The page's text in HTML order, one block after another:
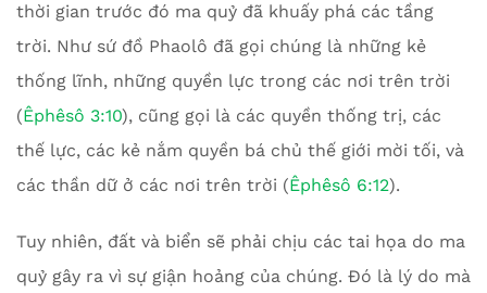
thời gian trước đó ma quỷ đã khuấy phá các tầng
trời. Như sứ đồ Phaolô đã gọi chúng là những kẻ
thống lĩnh, những quyền lực trong các nơi trên trời
(Êphêsô 3:10), cũng gọi là các quyền thống trị, các
thế lực, các kẻ nắm quyền bá chủ thế giới mời tối, và
các thần dữ ở các nơi trên trời (Êphêsô 6:12).
Tuy nhiên, đất và biển sẽ phải chịu các tai họa do ma
quỷ gây ra vì sự giận hoảng của chúng. Đó là lý do mà